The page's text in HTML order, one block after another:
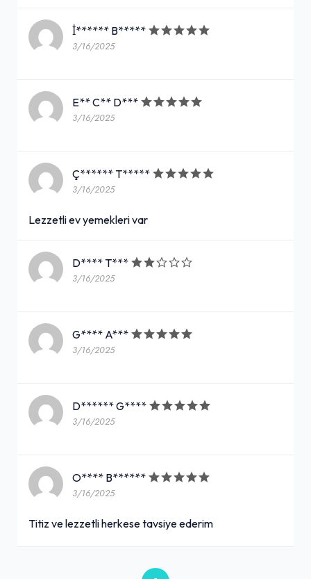
İ****** B*****
3/16/2025
E** C** D***
3/16/2025
Ç****** T*****
3/16/2025
Lezzetli ev yemekleri var
D**** T***
3/16/2025
G**** A***
3/16/2025
D****** G****
3/16/2025
O**** B******
3/16/2025
Titiz ve lezzetli herkese tavsiye ederim